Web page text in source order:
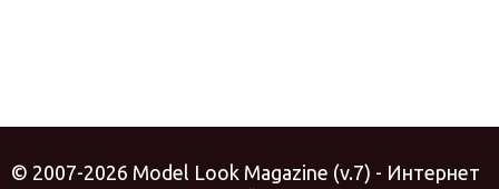
© 2007-2026 Model Look Magazine (v.7) - Интернет